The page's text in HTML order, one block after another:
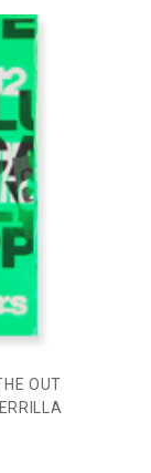
OUT